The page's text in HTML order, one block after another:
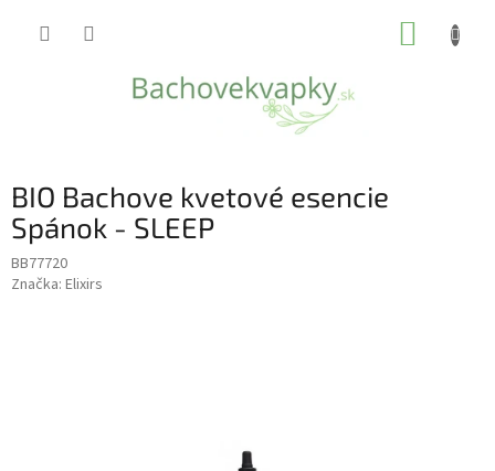
BIO Bachove kvetové esencie
Spánok - SLEEP
BB77720
Značka: Elixirs